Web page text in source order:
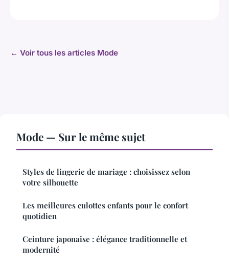
← Voir tous les articles Mode
Mode — Sur le même sujet
Styles de lingerie de mariage : choisissez selon
votre silhouette
Les meilleures culottes enfants pour le confort
quotidien
Ceinture japonaise : élégance traditionnelle et
modernité